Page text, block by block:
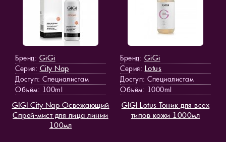
Бренд: GiGi
Серия: City Nap
Доступ: Специалистам
Объём: 100ml
GIGI City Nap Освежающий
Спрей-мист для лица линии
100мл
Бренд: GiGi
Серия: Lotus
Доступ: Специалистам
Объём: 1000ml
GIGI Lotus Тоник для всех
типов кожи 1000мл